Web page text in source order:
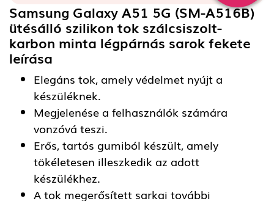
Samsung Galaxy A51 5G (SM-A516B)
ütésálló szilikon tok szálcsiszolt-
karbon minta légpárnás sarok fekete
leírása
Elegáns tok, amely védelmet nyújt a
készüléknek.
Megjelenése a felhasználók számára
vonzóvá teszi.
Erős, tartós gumiból készült, amely
tökéletesen illeszkedik az adott
készülékhez.
A tok megerősített sarkai további